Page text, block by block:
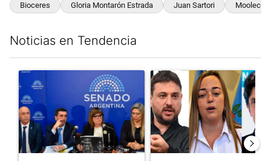
Bioceres Gloria Montarón Estrada Juan Sartori Moolec
Noticias en Tendencia
Un artículo de tendencia con el título "Ley de Tierras: ante el
Un artículo de tendencia con